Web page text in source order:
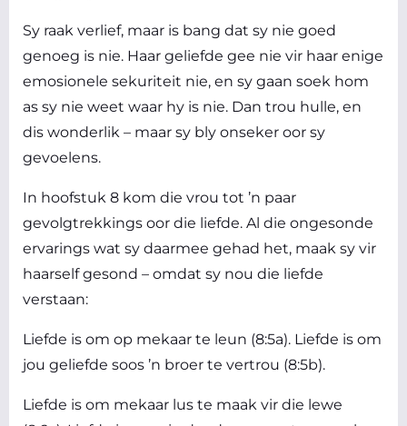
Sy raak verlief, maar is bang dat sy nie goed
genoeg is nie. Haar geliefde gee nie vir haar enige
emosionele sekuriteit nie, en sy gaan soek hom
as sy nie weet waar hy is nie. Dan trou hulle, en
dis wonderlik – maar sy bly onseker oor sy
gevoelens.
In hoofstuk 8 kom die vrou tot ’n paar
gevolgtrekkings oor die liefde. Al die ongesonde
ervarings wat sy daarmee gehad het, maak sy vir
haarself gesond – omdat sy nou die liefde
verstaan:
Liefde is om op mekaar te leun (8:5a). Liefde is om
jou geliefde soos ’n broer te vertrou (8:5b).
Liefde is om mekaar lus te maak vir die lewe